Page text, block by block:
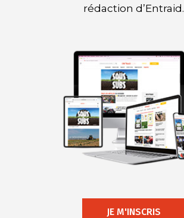
rédaction d’Entraid.
JE M'INSCRIS